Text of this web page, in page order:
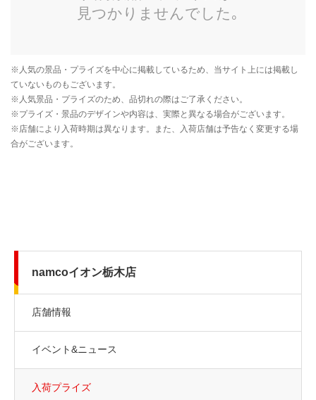
namcoイオン栃木店
店舗情報
イベント&ニュース
入荷プライズ